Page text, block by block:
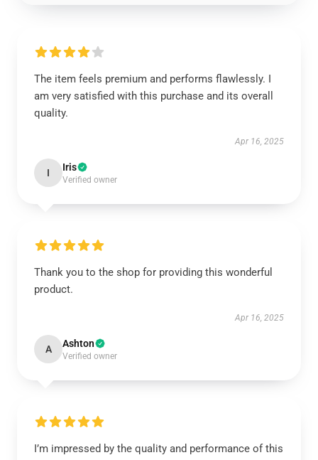
The item feels premium and performs flawlessly. I
am very satisfied with this purchase and its overall
quality.
Apr 16, 2025
I Iris
Verified owner
Thank you to the shop for providing this wonderful
product.
Apr 16, 2025
A Ashton
Verified owner
I’m impressed by the quality and performance of this